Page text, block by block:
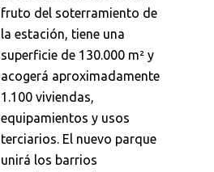
fruto del soterramiento de
la estación, tiene una
superficie de 130.000 m² y
acogerá aproximadamente
1.100 viviendas,
equipamientos y usos
terciarios. El nuevo parque
unirá los barrios